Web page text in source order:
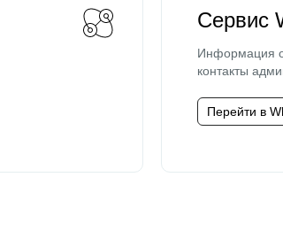
Сервис
Информация о
контакты
Перейти в